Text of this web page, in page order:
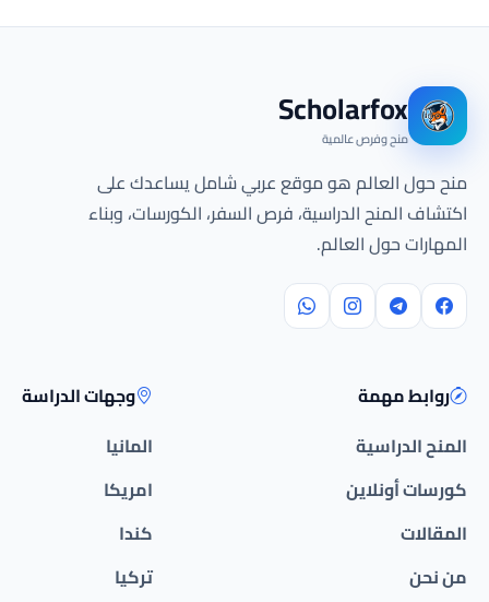
Scholarfox
منح وفرص عالمية
منح حول العالم هو موقع عربي شامل يساعدك على
اكتشاف المنح الدراسية، فرص السفر، الكورسات، وبناء
المهارات حول العالم.
روابط مهمة
المنح الدراسية
كورسات أونلاين
المقالات
من نحن
وجهات الدراسة
المانيا
امريكا
كندا
تركيا